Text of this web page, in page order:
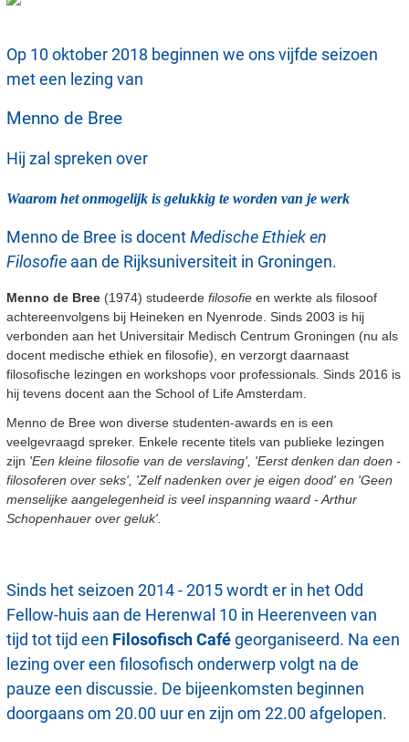
Op 10 oktober 2018 beginnen we ons vijfde seizoen
met een lezing van
Menno de Bree
Hij zal spreken over
Waarom het onmogelijk is gelukkig te worden van je werk
Menno de Bree is docentMedische Ethiek en
Filosofie aan de Rijksuniversiteit in Groningen.
Menno de Bree (1974) studeerdefilosofie en werkte als filosoof
achtereenvolgens bij Heineken en Nyenrode. Sinds 2003 is hij
verbonden aan het Universitair Medisch Centrum Groningen (nu als
docent medische ethiek en filosofie), en verzorgt daarnaast
filosofische lezingen en workshops voor professionals. Sinds 2016 is
hij tevens docent aan the School of Life Amsterdam.
Menno de Bree won diverse studenten-awards en is een
veelgevraagd spreker. Enkele recente titels van publieke lezingen
zijn 'Een kleine filosofie van de verslaving', 'Eerst denken dan doen -
filosoferen over seks', 'Zelf nadenken over je eigen dood' en 'Geen
menselijke aangelegenheid is veel inspanning waard - Arthur
Schopenhauer over geluk'.
Sinds het seizoen 2014 - 2015 wordt er in het Odd
Fellow-huis aan de Herenwal 10 in Heerenveen van
tijd tot tijd een Filosofisch Cafégeorganiseerd. Na een
lezing over een filosofisch onderwerp volgt na de
pauze een discussie. De bijeenkomsten beginnen
doorgaans om 20.00 uur en zijn om 22.00 afgelopen.